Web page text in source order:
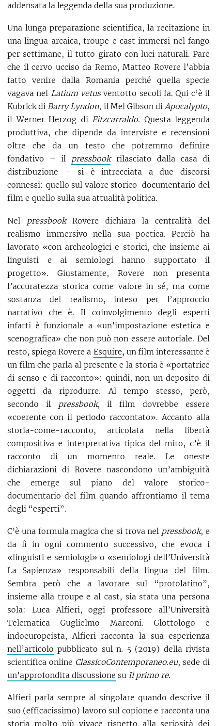
addensata la leggenda della sua produzione.
Una lunga preparazione scientifica, la recitazione in
una lingua arcaica, troupe e cast immersi nel fango
per settimane, il tutto girato con luci naturali. Pare
che il cervo ucciso da Remo, Matteo Rovere l’abbia
fatto venire dalla Romania perché quella specie
vagava nel Latium vetusventotto secoli fa. Qui c’è il
Kubrick di Barry Lyndon, il Mel Gibson di Apocalypto,
il Werner Herzog di Fitzcarraldo. Questa leggenda
produttiva, che dipende da interviste e recensioni
oltre che da un testo che potremmo definire
fondativo – il pressbookrilasciato dalla casa di
distribuzione – si è intrecciata a due discorsi
connessi: quello sul valore storico-documentario del
film e quello sulla sua attualità politica.
Nel pressbookRovere dichiara la centralità del
realismo immersivo nella sua poetica. Perciò ha
lavorato «con archeologici e storici, che insieme ai
linguisti e ai semiologi hanno supportato il
progetto». Giustamente, Rovere non presenta
l’accuratezza storica come valore in sé, ma come
sostanza del realismo, inteso per l’approccio
narrativo che è. Il coinvolgimento degli esperti
infatti è funzionale a «un’impostazione estetica e
scenografica» che non può non essere autoriale. Del
resto, spiega Rovere a Esquire, un film interessante è
un film che parla al presente e la storia è «portatrice
di senso e di racconto»: quindi, non un deposito di
oggetti da riprodurre. Al tempo stesso, però,
secondo il pressbook, il film dovrebbe essere
«coerente con il periodo raccontato». Accanto alla
storia-come-racconto, articolata nella libertà
compositiva e interpretativa tipica del mito, c’è il
racconto di un momento reale. Le oneste
dichiarazioni di Rovere nascondono un’ambiguità
che emerge sul piano del valore storico-
documentario del film quando affrontiamo il tema
degli “esperti”.
C’è una formula magica che si trova nel pressbook, e
da lì in ogni commento successivo, che evoca i
«linguisti e semiologi» o «semiologi dell’Università
La Sapienza» responsabili della lingua del film.
Sembra però che a lavorare sul “protolatino”,
insieme alla troupe e al cast, sia stata una persona
sola: Luca Alfieri, oggi professore all’Università
Telematica Guglielmo Marconi. Glottologo e
indoeuropeista, Alfieri racconta la sua esperienza
nell’articolo pubblicato sul n. 5 (2019) della rivista
scientifica online ClassicoContemporaneo.eu, sede di
un’approfondita discussione su Il primo re.
Alfieri parla sempre al singolare quando descrive il
suo (efficacissimo) lavoro sul copione e racconta una
storia molto più vivace rispetto alla seriosità dei